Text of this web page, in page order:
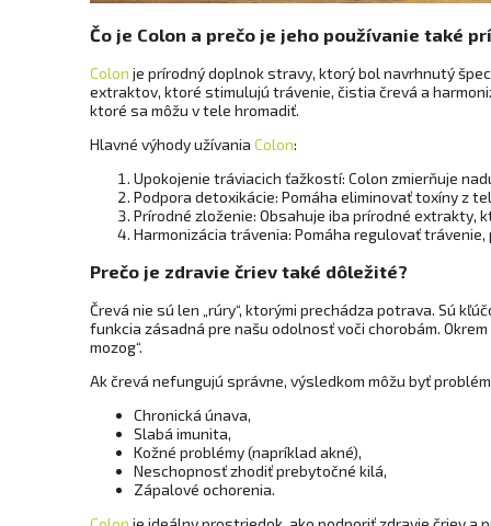
Čo je Colon a prečo je jeho používanie také
Colon je prírodný doplnok stravy, ktorý bol navrhnutý
extraktov, ktoré stimulujú trávenie, čistia črevá a
ktoré sa môžu v tele hromadiť.
Hlavné výhody užívania Colon:
Upokojenie tráviacich ťažkostí: Colon zmierňuje
Podpora detoxikácie: Pomáha eliminovať toxíny z
Prírodné zloženie: Obsahuje iba prírodné extrakty,
Harmonizácia trávenia: Pomáha regulovať
Prečo je zdravie čriev také dôležité?
Črevá nie sú len „rúry“, ktorými prechádza potrava. Sú
funkcia zásadná pre našu odolnosť voči chorobám.
mozog“.
Ak črevá nefungujú správne, výsledkom môžu byť
Chronická únava,
Slabá imunita,
Kožné problémy (napríklad akné),
Neschopnosť zhodiť prebytočné kilá,
Zápalové ochorenia.